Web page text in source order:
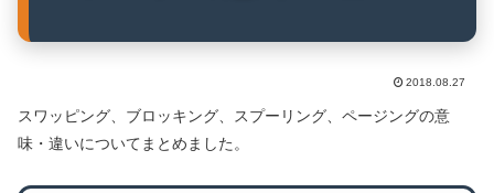
2018.08.27
スワッピング、ブロッキング、スプーリング、ページングの意
味・違いについてまとめました。